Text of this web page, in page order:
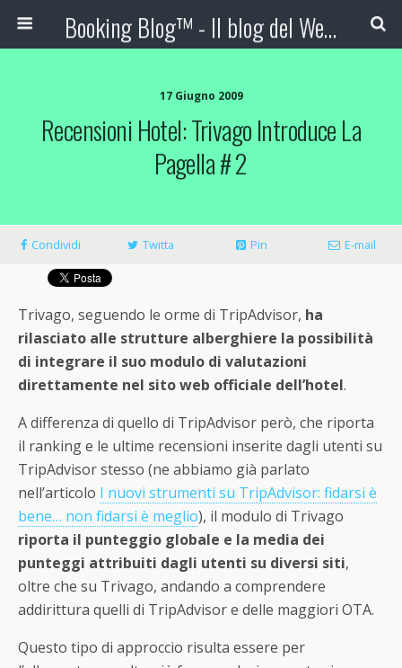
Booking Blog™ - Il blog del Web Marketing Turistico
17 Giugno 2009
Recensioni Hotel: Trivago Introduce La
Pagella # 2
Condividi Twitta Pin E-mail
Trivago, seguendo le orme di TripAdvisor, ha
rilasciato alle strutture alberghiere la possibilità
di integrare il suo modulo di valutazioni
direttamente nel sito web officiale dell’hotel.
A differenza di quello di TripAdvisor però, che riporta
il ranking e le ultime recensioni inserite dagli utenti su
TripAdvisor stesso (ne abbiamo già parlato
nell’articolo I nuovi strumenti su TripAdvisor: fidarsi è
bene… non fidarsi è meglio), il modulo di Trivago
riporta il punteggio globale e la media dei
punteggi attribuiti dagli utenti su diversi siti,
oltre che su Trivago, andando a comprendere
addirittura quelli di TripAdvisor e delle maggiori OTA.
Questo tipo di approccio risulta essere per